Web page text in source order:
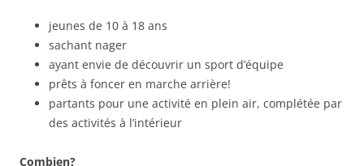
jeunes de 10 à 18 ans
sachant nager
ayant envie de découvrir un sport d’équipe
prêts à foncer en marche arrière!
partants pour une activité en plein air, complétée par
des activités à l’intérieur
Combien?